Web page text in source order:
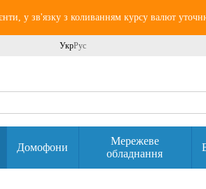
у зв'язку з коливанням курсу валют
УкрРус
Домофони
Мережеве
обладнання